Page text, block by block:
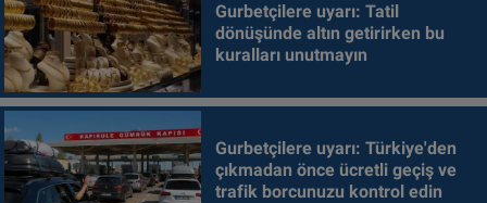
Gurbetçilere uyarı: Tatil
dönüşünde altın getirirken bu
kuralları unutmayın
Gurbetçilere uyarı: Türkiye'den
çıkmadan önce ücretli geçiş ve
trafik borcunuzu kontrol edin